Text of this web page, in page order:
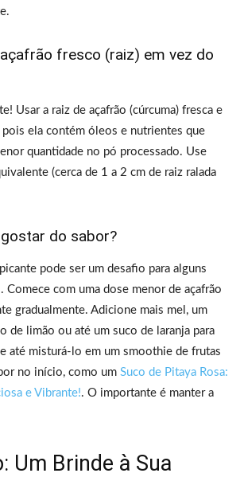
fresco (raiz) em vez do
Usar a raiz de açafrão (cúrcuma) fresca e
pois ela contém óleos e nutrientes que
quantidade no pó processado. Use
(cerca de 1 a 2 cm de raiz ralada
do sabor?
pode ser um desafio para alguns
Comece com uma dose menor de açafrão
gradualmente. Adicione mais mel, um
de limão ou até um suco de laranja para
até misturá-lo em um smoothie de frutas
no início, como um Suco de Pitaya Rosa:
e Vibrante!. O importante é manter a
Um Brinde à Sua